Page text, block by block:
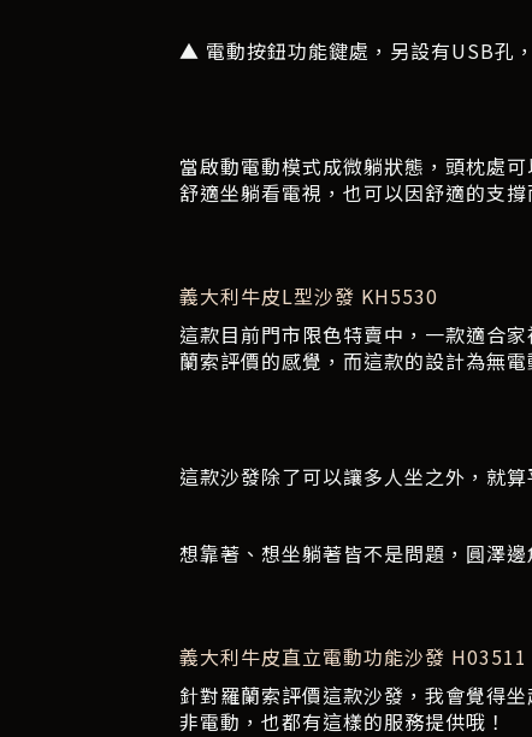
▲ 電動按鈕功能鍵處，另設有USB孔
當啟動電動模式成微躺狀態，頭枕處
舒適坐躺看電視，也可以因舒適的支
義大利牛皮L型沙發 KH5530
這款目前門市限色特賣中，一款適合
蘭索評價的感覺，而這款的設計為無
這款沙發除了可以讓多人坐之外，就
想靠著、想坐躺著皆不是問題，圓澤
義大利牛皮直立電動功能沙發 H03511
針對羅蘭索評價這款沙發，我會覺得
非電動，也都有這樣的服務提供哦！